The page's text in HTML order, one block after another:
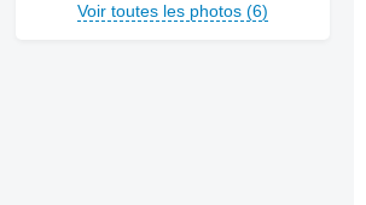
Voir toutes les photos (6)